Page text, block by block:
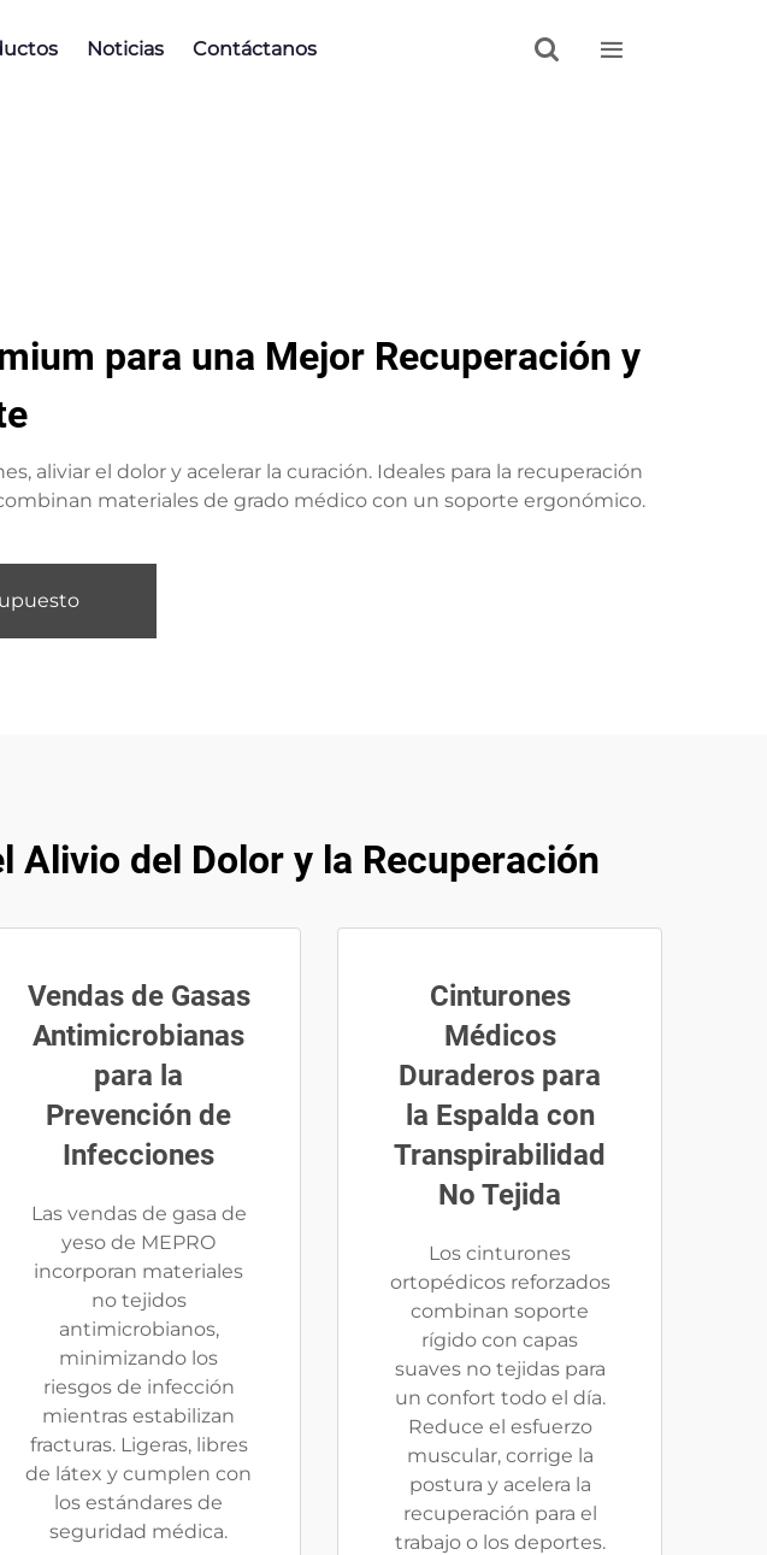
Noticias Contáctanos  
para una Mejor Recuperación y
aliviar el dolor y acelerar la curación. Ideales para la recuperación
materiales de grado médico con un soporte ergonómico.
Alivio del Dolor y la Recuperación
Vendas de Gasas
Antimicrobianas
para la
Prevención de
Infecciones
Las vendas de gasa de
yeso de MEPRO
incorporan materiales
no tejidos
antimicrobianos,
minimizando los
riesgos de infección
mientras estabilizan
fracturas. Ligeras, libres
de látex y cumplen con
los estándares de
seguridad médica.
Cinturones
Médicos
Duraderos para
la Espalda con
Transpirabilidad
No Tejida
Los cinturones
ortopédicos reforzados
combinan soporte
rígido con capas
suaves no tejidas para
un confort todo el día.
Reduce el esfuerzo
muscular, corrige la
postura y acelera la
recuperación para el
trabajo o los deportes.